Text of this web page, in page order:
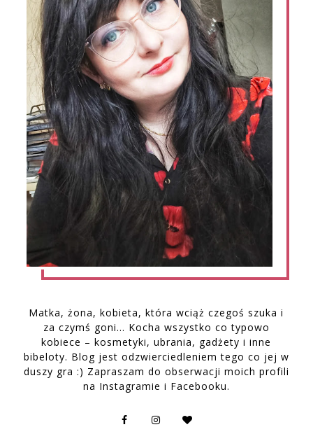
Matka, żona, kobieta, która wciąż czegoś szuka i
za czymś goni… Kocha wszystko co typowo
kobiece – kosmetyki, ubrania, gadżety i inne
bibeloty. Blog jest odzwierciedleniem tego co jej w
duszy gra :) Zapraszam do obserwacji moich profili
na Instagramie i Facebooku.